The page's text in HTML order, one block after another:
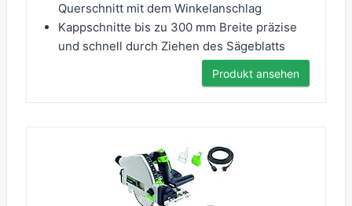
Querschnitt mit dem Winkelanschlag
Kappschnitte bis zu 300 mm Breite präzise
und schnell durch Ziehen des Sägeblatts
Produkt ansehen